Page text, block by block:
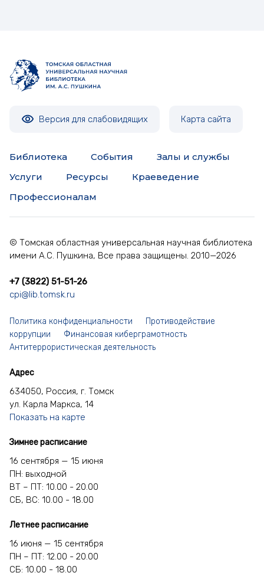
Версия для слабовидящих Карта сайта
Библиотека События
Залы и службы
Услуги
Ресурсы
Краеведение
Профессионалам
© Томская областная универсальная научная библиотека
имени А.С. Пушкина, Все права защищены. 2010—2026
+7 (3822) 51-51-26
cpi@lib.tomsk.ru
Политика конфиденциальности
Противодействие
коррупции
Финансовая киберграмотность
Антитеррористическая деятельность
Адрес
634050, Россия, г. Томск
ул. Карла Маркса, 14
Показать на карте
Зимнее расписание
16 сентября — 15 июня
ПН: выходной
ВТ – ПТ: 10.00 - 20.00
СБ, ВС: 10.00 - 18.00
Летнее расписание
16 июня — 15 сентября
ПН – ПТ: 12.00 - 20.00
СБ: 10.00 - 18.00